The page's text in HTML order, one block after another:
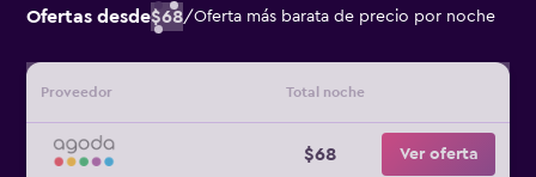
Ofertas desde$68/Oferta más barata de precio por noche
Proveedor Total noche
$68 Ver oferta